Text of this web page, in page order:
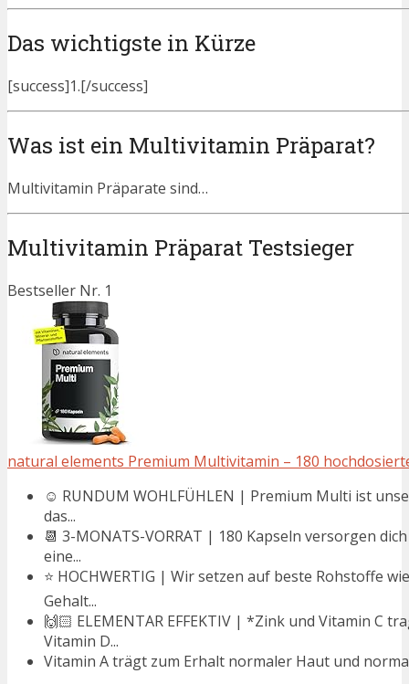
Das wichtigste in Kürze
[success]1.[/success]
Was ist ein Multivitamin Präparat?
Multivitamin Präparate sind…
Multivitamin Präparat Testsieger
Bestseller Nr. 1
natural elements Premium Multivitamin – 180
☺️ RUNDUM WOHLFÜHLEN | Premium Multi ist
das...
📆 3-MONATS-VORRAT | 180 Kapseln versorgen
eine...
⭐️ HOCHWERTIG | Wir setzen auf beste Rohstoffe
Gehalt...
🙌🏻 ELEMENTAR EFFEKTIV | *Zink und Vitamin C
Vitamin D...
Vitamin A trägt zum Erhalt normaler Haut und